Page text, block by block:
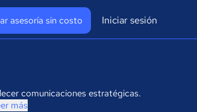
asesoría sin costo Iniciar sesión
Cerrar sesión
comunicaciones estratégicas.
más